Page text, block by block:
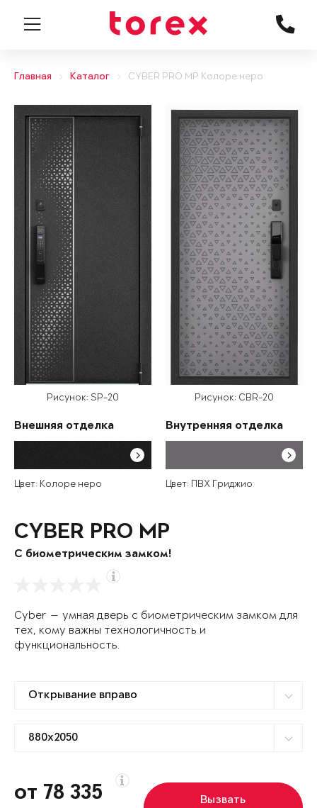
Главная Каталог CYBER PRO MP Колоре неро
Рисунок: SP-20
Внешняя отделка
Цвет: Колоре неро
Рисунок: CBR-20
Внутренняя отделка
Цвет: ПВХ Гриджио
CYBER PRO MP
С биометрическим замком!
Cyber — умная дверь с биометрическим замком для
тех, кому важны технологичность и
функциональность.
от 78 335
Вызвать